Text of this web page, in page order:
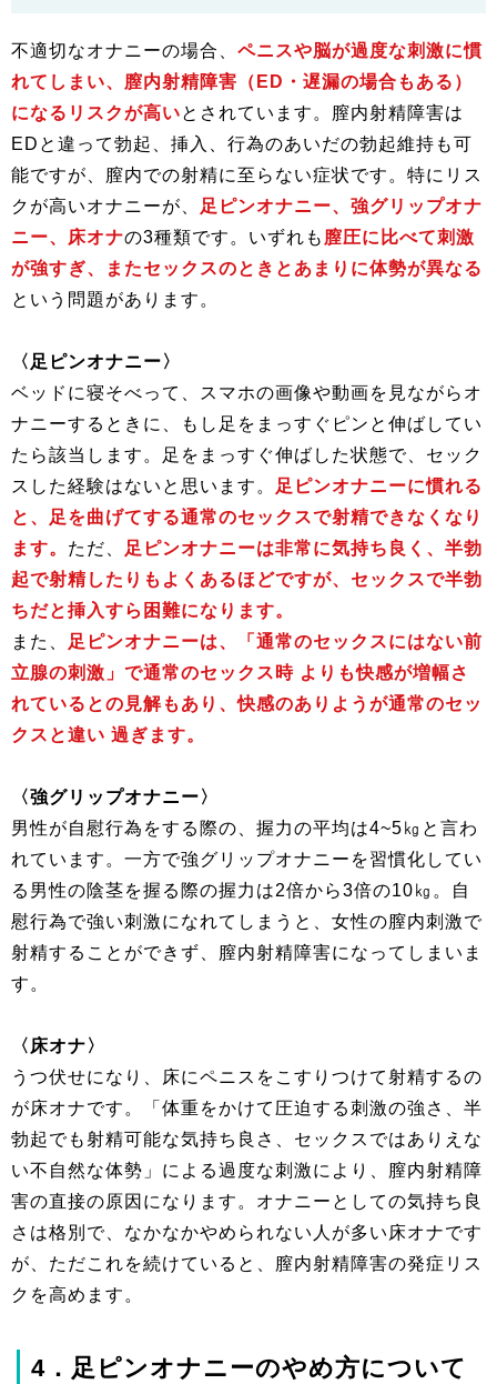
不適切なオナニーの場合、 ペニスや脳が過度な刺激に慣
れてしまい、膣内射精障害（ED・遅漏の場合もある）
になるリスクが高いとされています。膣内射精障害は
EDと違って勃起、挿入、行為のあいだの勃起維持も可
能ですが、膣内での射精に至らない症状です。特にリス
クが高いオナニーが、
足ピンオナニー、強グリップオナ
ニー、床オナの3種類です。いずれも 膣圧に比べて刺激
が強すぎ、またセックスのときとあまりに体勢が異なる
という問題があります。
〈足ピンオナニー〉
ベッドに寝そべって、スマホの画像や動画を見ながらオ
ナニーするときに、もし足をまっすぐピンと伸ばしてい
たら該当します。足をまっすぐ伸ばした状態で、セック
スした経験はないと思います。
足ピンオナニーに慣れる
と、足を曲げてする通常のセックスで射精できなくなり
ます。 ただ、
足ピンオナニーは非常に気持ち良く、半勃
起で射精したりもよくあるほどですが、セックスで半勃
ちだと挿入すら困難になります。
また、
足ピンオナニーは、「通常のセックスにはない前
立腺の刺激」で通常のセックス時 よりも快感が増幅さ
れているとの見解もあり、快感のありようが通常のセッ
クスと違い 過ぎます。
〈強グリップオナニー〉
男性が自慰行為をする際の、握力の平均は4~5㎏と言わ
れています。一方で強グリップオナニーを習慣化してい
る男性の陰茎を握る際の握力は2倍から3倍の10㎏。自
慰行為で強い刺激になれてしまうと、女性の膣内刺激で
射精することができず、膣内射精障害になってしまいま
す。
〈床オナ〉
うつ伏せになり、床にペニスをこすりつけて射精するの
が床オナです。「体重をかけて圧迫する刺激の強さ、半
勃起でも射精可能な気持ち良さ、セックスではありえな
い不自然な体勢」による過度な刺激により、膣内射精障
害の直接の原因になります。オナニーとしての気持ち良
さは格別で、なかなかやめられない人が多い床オナです
が、ただこれを続けていると、膣内射精障害の発症リス
クを高めます。
4．足ピンオナニーのやめ方について